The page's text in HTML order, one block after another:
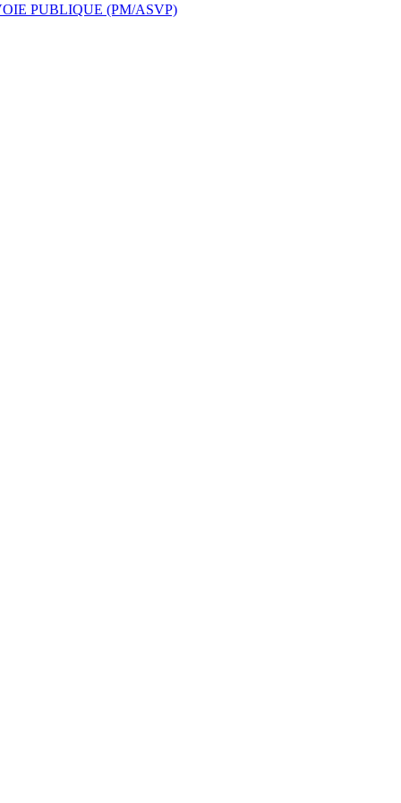
PUBLIQUE (PM/ASVP)